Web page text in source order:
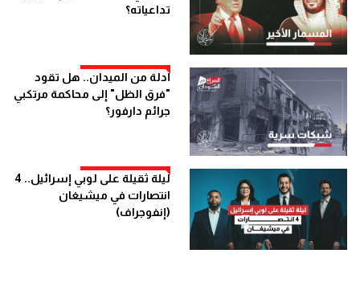
تداعياته؟
أدلة من الميدان.. هل تقود
"فرق الظل" إلى محاكمة مرتكبي
جرائم دارفور؟
ليلة ثقيلة على لوبي إسرائيل.. 4
انتصارات في ميشيغان
(إنفوجراف)